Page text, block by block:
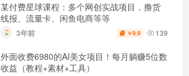
某付费星球课程：多个网创实战项目，撸货
线报、流量卡、闲鱼电商等等
3年前 ￥9.9 139
外面收费6980的AI美女项目！每月躺赚5位数
收益（教程+素材+工具）